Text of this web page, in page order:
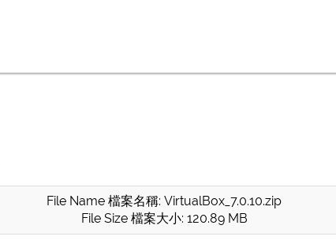
File Name 檔案名稱: VirtualBox_7.0.10.zip
File Size 檔案大小: 120.89 MB